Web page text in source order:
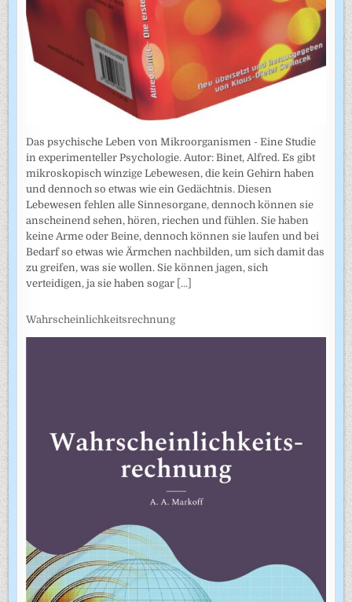
Das psychische Leben von Mikroorganismen - Eine Studie
in experimenteller Psychologie. Autor: Binet, Alfred. Es gibt
mikroskopisch winzige Lebewesen, die kein Gehirn haben
und dennoch so etwas wie ein Gedächtnis. Diesen
Lebewesen fehlen alle Sinnesorgane, dennoch können sie
anscheinend sehen, hören, riechen und fühlen. Sie haben
keine Arme oder Beine, dennoch können sie laufen und bei
Bedarf so etwas wie Ärmchen nachbilden, um sich damit das
zu greifen, was sie wollen. Sie können jagen, sich
verteidigen, ja sie haben sogar [...]
Wahrscheinlichkeitsrechnung